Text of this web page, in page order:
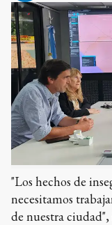
"Los hechos de
necesitamos
de nuestra